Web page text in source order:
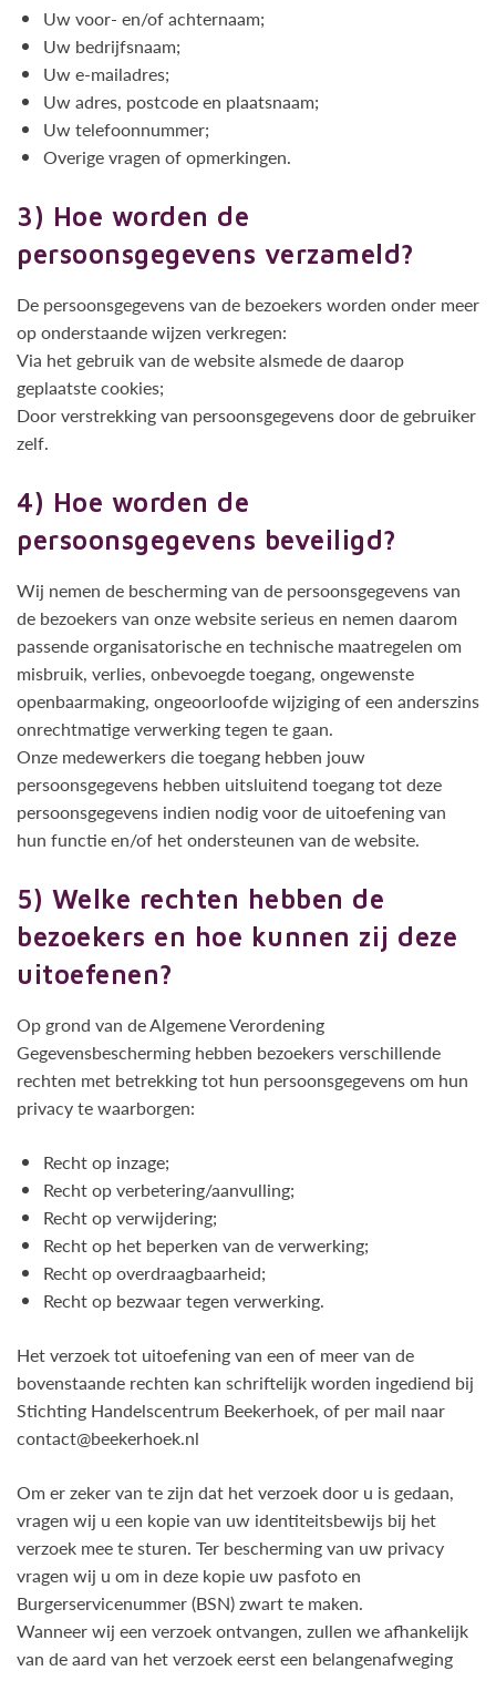
Uw voor- en/of achternaam;
Uw bedrijfsnaam;
Uw e-mailadres;
Uw adres, postcode en plaatsnaam;
Uw telefoonnummer;
Overige vragen of opmerkingen.
3) Hoe worden de
persoonsgegevens verzameld?
De persoonsgegevens van de bezoekers worden onder meer
op onderstaande wijzen verkregen:
Via het gebruik van de website alsmede de daarop
geplaatste cookies;
Door verstrekking van persoonsgegevens door de gebruiker
zelf.
4) Hoe worden de
persoonsgegevens beveiligd?
Wij nemen de bescherming van de persoonsgegevens van
de bezoekers van onze website serieus en nemen daarom
passende organisatorische en technische maatregelen om
misbruik, verlies, onbevoegde toegang, ongewenste
openbaarmaking, ongeoorloofde wijziging of een anderszins
onrechtmatige verwerking tegen te gaan.
Onze medewerkers die toegang hebben jouw
persoonsgegevens hebben uitsluitend toegang tot deze
persoonsgegevens indien nodig voor de uitoefening van
hun functie en/of het ondersteunen van de website.
5) Welke rechten hebben de
bezoekers en hoe kunnen zij deze
uitoefenen?
Op grond van de Algemene Verordening
Gegevensbescherming hebben bezoekers verschillende
rechten met betrekking tot hun persoonsgegevens om hun
privacy te waarborgen:
Recht op inzage;
Recht op verbetering/aanvulling;
Recht op verwijdering;
Recht op het beperken van de verwerking;
Recht op overdraagbaarheid;
Recht op bezwaar tegen verwerking.
Het verzoek tot uitoefening van een of meer van de
bovenstaande rechten kan schriftelijk worden ingediend bij
Stichting Handelscentrum Beekerhoek, of per mail naar
contact@beekerhoek.nl
Om er zeker van te zijn dat het verzoek door u is gedaan,
vragen wij u een kopie van uw identiteitsbewijs bij het
verzoek mee te sturen. Ter bescherming van uw privacy
vragen wij u om in deze kopie uw pasfoto en
Burgerservicenummer (BSN) zwart te maken.
Wanneer wij een verzoek ontvangen, zullen we afhankelijk
van de aard van het verzoek eerst een belangenafweging